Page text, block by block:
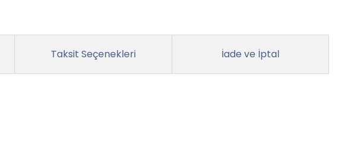
Taksit Seçenekleri İade ve İptal